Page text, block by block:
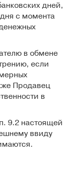
дней,
с момента
в обмене
если
Продавец
в
9.2 настоящей
ввиду